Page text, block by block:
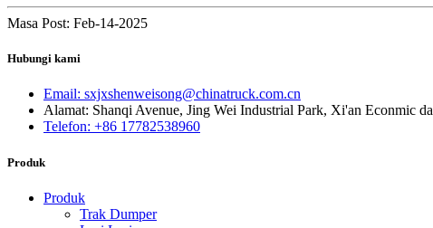
Masa Post: Feb-14-2025
Hubungi kami
Email: sxjxshenweisong@chinatruck.com.cn
Alamat: Shanqi Avenue, Jing Wei Industrial Park, Xi'an Econmic
Telefon: +86 17782538960
Produk
Produk
Trak Dumper